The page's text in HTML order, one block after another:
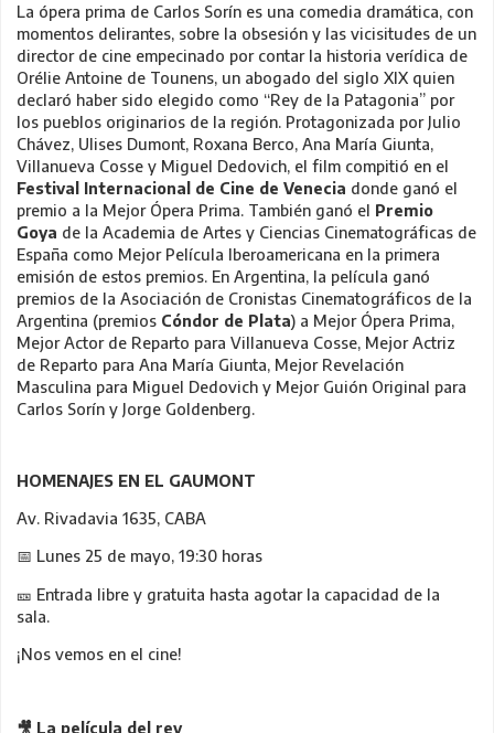
La ópera prima de Carlos Sorín es una comedia dramática, con
momentos delirantes, sobre la obsesión y las vicisitudes de un
director de cine empecinado por contar la historia verídica de
Orélie Antoine de Tounens, un abogado del siglo XIX quien
declaró haber sido elegido como “Rey de la Patagonia” por
los pueblos originarios de la región. Protagonizada por Julio
Chávez, Ulises Dumont, Roxana Berco, Ana María Giunta,
Villanueva Cosse y Miguel Dedovich, el film compitió en el
Festival Internacional de Cine de Venecia donde ganó el
premio a la Mejor Ópera Prima. También ganó el Premio
Goya de la Academia de Artes y Ciencias Cinematográficas de
España como Mejor Película Iberoamericana en la primera
emisión de estos premios. En Argentina, la película ganó
premios de la Asociación de Cronistas Cinematográficos de la
Argentina (premios Cóndor de Plata) a Mejor Ópera Prima,
Mejor Actor de Reparto para Villanueva Cosse, Mejor Actriz
de Reparto para Ana María Giunta, Mejor Revelación
Masculina para Miguel Dedovich y Mejor Guión Original para
Carlos Sorín y Jorge Goldenberg.
HOMENAJES EN EL GAUMONT
Av. Rivadavia 1635, CABA
📅 Lunes 25 de mayo, 19:30 horas
🎫 Entrada libre y gratuita hasta agotar la capacidad de la
sala.
¡Nos vemos en el cine!
🎥 La película del rey